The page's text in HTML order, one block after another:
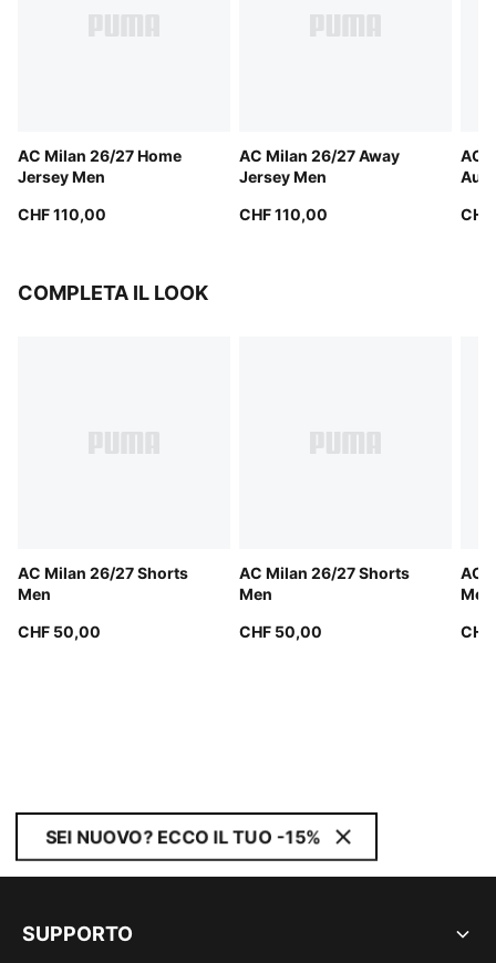
AC Milan 26/27 Home
Jersey Men
CHF 110,00
AC Milan 26/27 Away
Jersey Men
CHF 110,00
AC
COMPLETA IL LOOK
AC Milan 26/27 Shorts
Men
CHF 50,00
AC Milan 26/27 Shorts
Men
CHF 50,00
AC
Men
SEI NUOVO? ECCO IL TUO -15%
SUPPORTO